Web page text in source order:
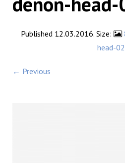
Published 12.03.2016. Size:
head-02
← Previous